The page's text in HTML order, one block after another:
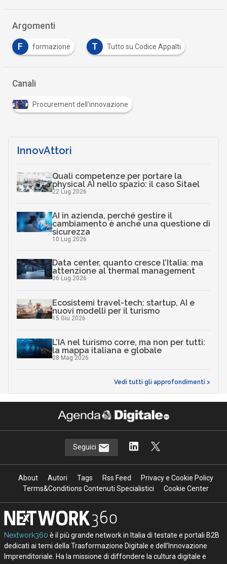
Argomenti
F formazione T Tutto su Codice Appalti
Canali
Procurement dell'innovazione
InnovAttori
Quali competenze per portare la
physical AI nello spazio: il caso Sitael
22 Lug 2026
AI in azienda, perché gestire il
cambiamento è anche una questione di
sicurezza
10 Lug 2026
Data center, quanto cresce l’Italia: ma
attenzione al thermal management
06 Lug 2026
Ecosistemi travel-tech: startup, AI e
nuovi modelli per il turismo
15 Giu 2026
L’IA nel turismo corre, ma non per tutti:
la mappa italiana e globale
08 Mag 2026
Vedi tutti gli approfondimenti >
Seguici
About Autori Tags Rss Feed
Privacy e Cookie Policy
Terms&Conditions Contenuti Specialistici
Cookie Center
Nextwork360 è il più grande network in Italia di testate e portali B2B
dedicati ai temi della Trasformazione Digitale e dell’Innovazione
Imprenditoriale. Ha la missione di diffondere la cultura digitale e